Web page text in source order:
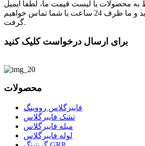
به محصولات یا لیست قیمت ما، لطفا ایمیل
خود را برای ما بگذارید و ما ظرف 24 ساعت با شما تماس خواهیم
گرفت.
برای ارسال درخواست کلیک کنید
محصولات
فایبرگلاس رووینگ
تشک فایبرگلاس
میله فایبرگلاس
لوله فایبرگلاس